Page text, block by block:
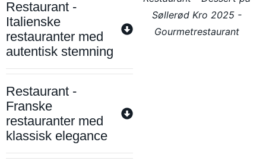
Restaurant -
Italienske
restauranter med
autentisk stemning
Restaurant -
Franske
restauranter med
klassisk elegance
Søllerød Kro 2025 -
Gourmetrestaurant